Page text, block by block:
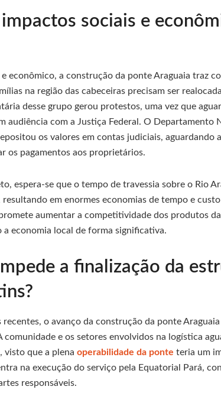
sociais e
econômico, a construção da ponte Araguaia traz
na região das cabeceiras precisam ser
desse grupo gerou protestos, uma vez que
audiência com a Justiça Federal. O Departamento
os valores em contas judiciais, aguardando
os pagamentos aos proprietários.
espera-se que o tempo de travessia sobre o Rio
em enormes economias de tempo e
aumentar a competitividade dos produtos
a economia local de forma significativa.
a finalização da
o avanço da construção da ponte
comunidade e os setores envolvidos na logística
visto que a plena operabilidade da ponte teria um
na execução do serviço pela Equatorial Pará,
responsáveis.